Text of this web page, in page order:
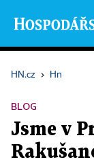
HN.cz › Hn
BLOG
Jsme v